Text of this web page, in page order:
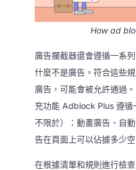
How ad
廣告攔截器還會遵循一系
什麼不是廣告。符合這些
廣告，可能會被允許通過
充功能 Adblock Plus 遵循
不限於）：動畫廣告、自
告在頁面上可以佔據多少空
在根據清單和規則進行檢